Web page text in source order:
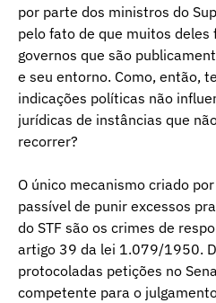
por parte dos ministros do
pelo fato de que muitos deles
governos que são
e seu entorno. Como, então,
indicações políticas não
jurídicas de instâncias que
recorrer?
O único mecanismo criado
passível de punir excessos
do STF são os crimes de
artigo 39 da lei 1.079/1950.
protocoladas petições no
competente para o